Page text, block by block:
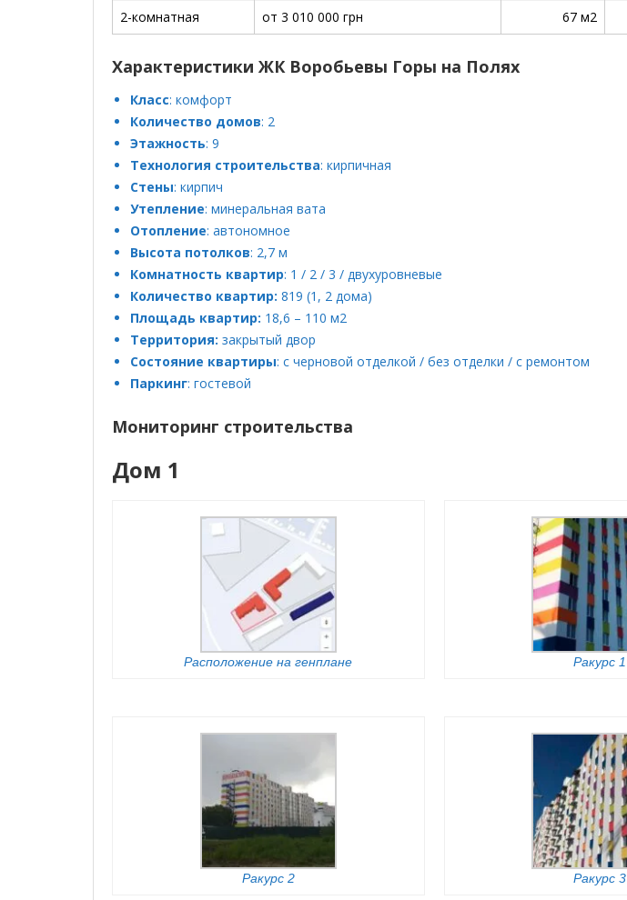
2-комнатная
от 3 010 000 грн 67 м2
Характеристики ЖК Воробьевы Горы на Полях
Класс: комфорт
Количество домов: 2
Этажность: 9
Технология строительства: кирпичная
Стены: кирпич
Утепление: минеральная вата
Отопление: автономное
Высота потолков: 2,7 м
Комнатность квартир: 1 / 2 / 3 / двухуровневые
Количество квартир: 819 (1, 2 дома)
Площадь квартир: 18,6 – 110 м2
Территория: закрытый двор
Состояние квартиры: с черновой отделкой / без отделки / с ремонтом
Паркинг: гостевой
Мониторинг строительства
Дом 1
Расположение на генплане Ракурс 1
Ракурс 2 Ракурс 3